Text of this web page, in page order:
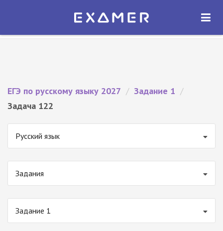
Экзамер — ЕГЭ 2027
ОТКРЫТЬ
ЕГЭ по русскому языку 2027 / Задание 1 /
Задача 122
Русский язык
Задания
Задание 1